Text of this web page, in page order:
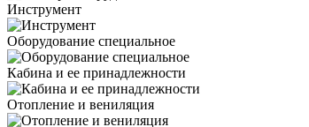
Инструмент
Оборудование специальное
Кабина и ее принадлежности
Отопление и вениляция